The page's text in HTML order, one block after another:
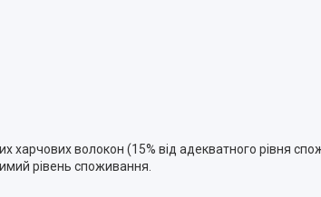
харчових волокон (15% від адекватного рівня
рівень споживання.